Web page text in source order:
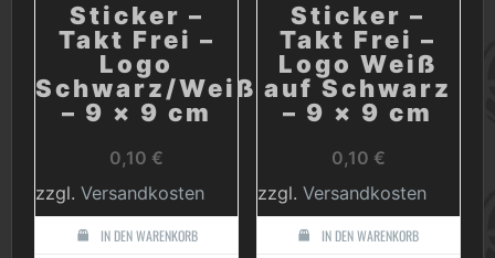
Sticker –
Takt Frei –
Logo
Schwarz/Weiß
– 9 × 9 cm
0,10€
zzgl. Versandkosten
IN DEN WARENKORB
Sticker –
Takt Frei –
Logo Weiß
auf Schwarz
– 9 × 9 cm
0,10 €
zzgl. Versandkosten
IN DEN WARENKORB